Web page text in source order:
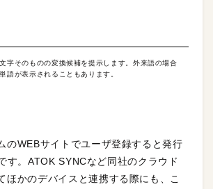
字そのものの変換候補を提示します。外来語の場合
語が表示されることもあります。
のWEBサイトでユーザ登録すると発行
す。ATOK SYNCなど同社のクラウド
ほかのデバイスと連携する際にも、こ